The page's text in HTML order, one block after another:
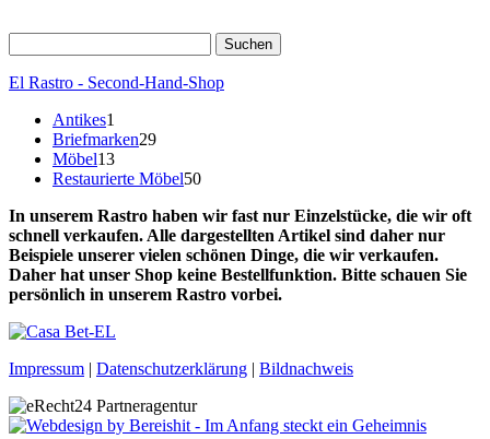
nach:
El Rastro - Second-Hand-Shop
Antikes1
Produkt
Briefmarken2929
Möbel1313
Produkte
Restaurierte Möbel5050
In unserem Rastro haben wir fast nur Einzelstücke, die wir oft
schnell verkaufen. Alle dargestellten Artikel sind daher nur
Beispiele unserer vielen schönen Dinge, die wir verkaufen.
Daher hat unser Shop keine Bestellfunktion. Bitte schauen Sie
persönlich in unserem Rastro vorbei.
Impressum | Datenschutzerklärung | Bildnachweis